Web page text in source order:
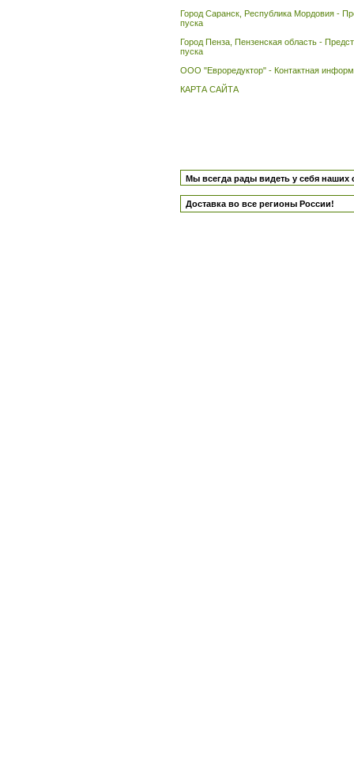
Город Саранск, Республика Мордовия -
пуска
Город Пенза, Пензенская область -
пуска
ООО "Евроредуктор" - Контактная
КАРТА САЙТА
Мы всегда рады видеть у себя
Доставка во все регионы России!